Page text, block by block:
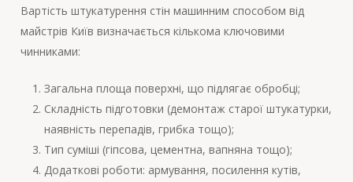
Вартість штукатурення стін машинним способом від
майстрів Київ визначається кількома ключовими
чинниками:
Загальна площа поверхні, що підлягає обробці;
Складність підготовки (демонтаж старої штукатурки,
наявність перепадів, грибка тощо);
Тип суміші (гіпсова, цементна, вапняна тощо);
Додаткові роботи: армування, посилення кутів,